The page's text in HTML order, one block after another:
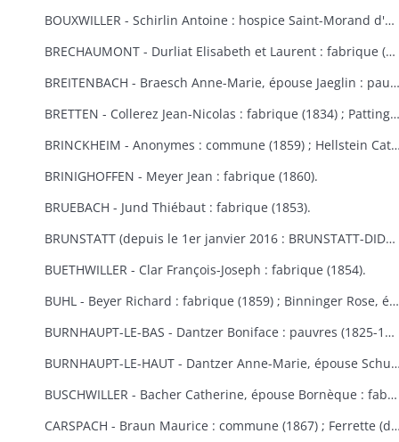
BOUXWILLER - Schirlin Antoine : hospice Saint-Morand d'Altkirch (1867) ; Stehlin François Joseph : fabriques de Bouxwiller et de Raedersdorf (1854).
BRECHAUMONT - Durliat Elisabeth et Laurent : fabrique (1851-1856) ; Gerber Catherine : fabrique (1860).
BREITENBACH - Braesch Anne-Marie, épouse Jaeglin : pauvres (1856) ; Wodey Martin : commune (1869).
BRETTEN - Collerez Jean-Nicolas : fabrique (1834) ; Pattingre : fabrique et pauvres (1828) ; Suisse Rémy : fabrique (1848).
BRINCKHEIM - Anonymes : commune (1859) ; Hellstein Catherine, épouse Spery, Spery Joseph : fabrique (1823) ; Stoecklin Joseph : fabrique (1828) ; Wespisser Bernard, Baumann Marie-Anne : fabrique (1820-1847).
BRINIGHOFFEN - Meyer Jean : fabrique (1860).
BRUEBACH - Jund Thiébaut : fabrique (1853).
BRUNSTATT (depuis le 1er janvier 2016 : BRUNSTATT-DIDENHEIM) - Moesch François Antoine : fabrique (1818) ; Schultz Antoine : fabrique (1856) ; Voegtlin Georges : fabrique (1862).
BUETHWILLER - Clar François-Joseph : fabrique (1854).
BUHL - Beyer Richard : fabrique (1859) ; Binninger Rose, épouse Jenny : fabrique (1823) ; Cladell Reine, Hoeblen Catherine, Keck Bernard, Marbach Joseph : fabrique (1850) ; Gilg Madeleine, épouse Beck : fabrique (1829) ; Gutschenreiter Dominique : fabrique (1853) ; Hiltenbrand Dominique : fabrique (1852) ; Kungler Dominique : fabrique (1851) ; Macbacher Joseph, Neyer Dominique, Niess Jean, Tenzinger Madeleine : fabrique (1850) ; Zeny Jean : fabrique (1848).
BURNHAUPT-LE-BAS - Dantzer Boniface : pauvres (1825-1830) ; Dantzer François Joseph : fabrique (1834).
BURNHAUPT-LE-HAUT - Dantzer Anne-Marie, épouse Schuler : fabrique (1825) ; Hirth Georges : fabrique (1853) ; Kroener Thiébaut, Schwebelin Elisabeth : fabrique (1841) ; Mackerer Louis : fabrique (1846) ; Schwebelen Catherine : pauvres (1870).
BUSCHWILLER - Bacher Catherine, épouse Bornèque : fabrique (1867-1869) ; Woog Nathan : communauté israélite (1869).
CARSPACH - Braun Maurice : commune (1867) ; Ferrette (de) Jean-Baptiste : pauvres (1832).